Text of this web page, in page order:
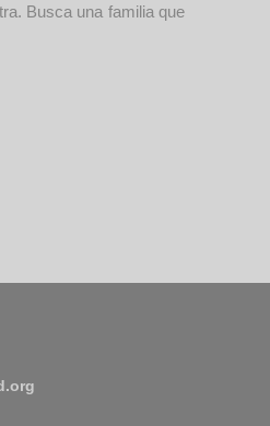
Busca una familia que